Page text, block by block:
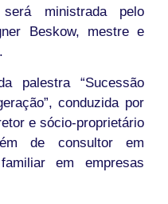
ministrada pelo
Beskow, mestre e
palestra “Sucessão
conduzida por
e sócio-proprietário
de consultor em
em empresas